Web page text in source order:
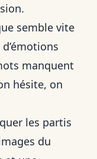
semble vite
manquent
hésite, on
les partis
du